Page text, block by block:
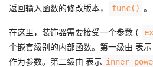
返回输入函数的修改版本，
func() 。
在这里，装饰器需要接受一个参数 (
个嵌套级别的内部函数。第一级由 表示
作为参数。第二级由 表示